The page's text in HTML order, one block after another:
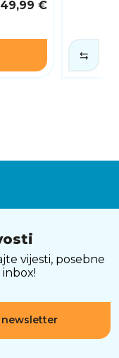
su rješenje
zvuka,
iskustvo
49,99 €
vijesti, posebne
newsletter